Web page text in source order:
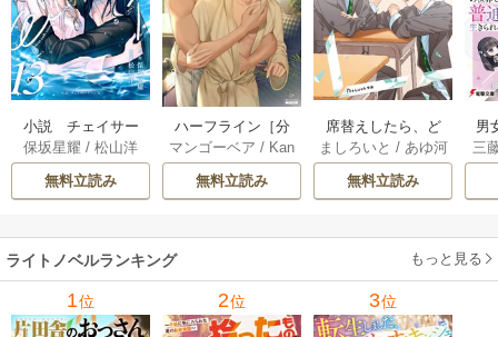
小説 チェイサー
ゲームW 13巻
保坂星耀 /松山洋
無料立読み
ハーフライン［分
冊版] 56巻
マンゴーベア / Kan
apy/加藤智子
無料立読み
席替えしたら、ど
うやら後ろの男が
俺のこと好きらし
い 2巻
ましろいと / あゆ河
無料立読み
男
で
三
ライトノベルランキング もっと見る
1位 2位 3位